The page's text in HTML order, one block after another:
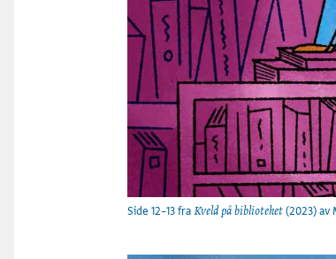
Side 12–13 fra Kveld på biblioteket (2023) av